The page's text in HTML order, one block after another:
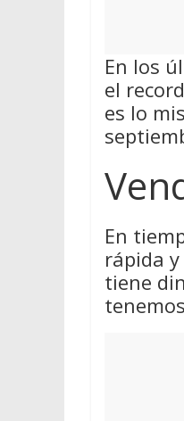
En los
el
es lo
En
rápida
tiene